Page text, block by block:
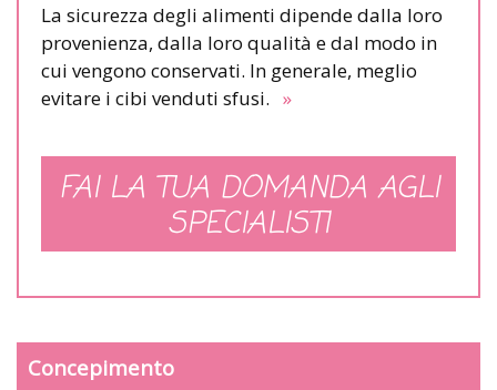
La sicurezza degli alimenti dipende dalla loro
provenienza, dalla loro qualità e dal modo in
cui vengono conservati. In generale, meglio
evitare i cibi venduti sfusi. »
FAI LA TUA DOMANDA AGLI
SPECIALISTI
Concepimento